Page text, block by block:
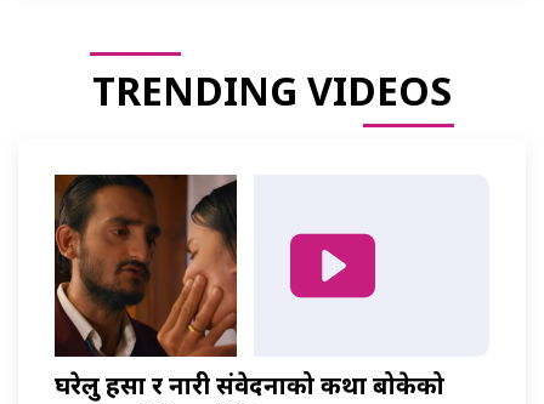
TRENDING VIDEOS
घरेलु हिंसा र नारी संवेदनाको कथा बोकेको